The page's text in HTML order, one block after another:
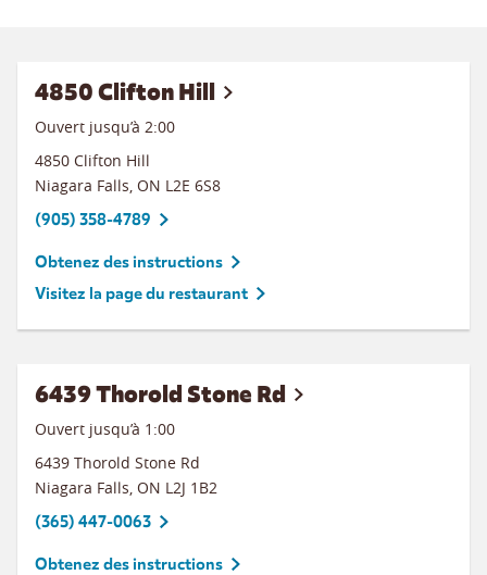
4850 Clifton Hill
Ouvert jusqu’à 2:00
4850 Clifton Hill
Niagara Falls, ON L2E 6S8
(905) 358-4789
Obtenez des instructions
Visitez la page du restaurant
6439 Thorold Stone Rd
Ouvert jusqu’à 1:00
6439 Thorold Stone Rd
Niagara Falls, ON L2J 1B2
(365) 447-0063
Obtenez des instructions